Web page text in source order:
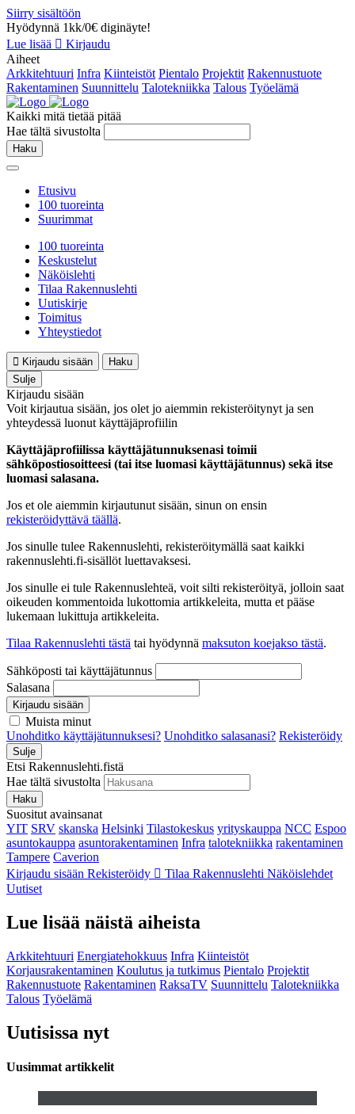
Siirry sisältöön
Hyödynnä 1kk/0€ diginäyte!
Lue lisää
Kirjaudu
Aiheet
Arkkitehtuuri Infra Kiinteistöt Pientalo Projektit Rakennustuote
Rakentaminen Suunnittelu Talotekniikka Talous Työelämä
Kaikki mitä tietää pitää
Hae tältä sivustolta
Haku
Etusivu
100 tuoreinta
Suurimmat
100 tuoreinta
Keskustelut
Näköislehti
Tilaa Rakennuslehti
Uutiskirje
Toimitus
Yhteystiedot
Kirjaudu sisään
Haku
Sulje
Kirjaudu sisään
Voit kirjautua sisään, jos olet jo aiemmin rekisteröitynyt ja sen
yhteydessä luonut käyttäjäprofiilin
Käyttäjäprofiilissa käyttäjätunnuksenasi toimii
sähköpostiosoitteesi (tai itse luomasi käyttäjätunnus) sekä itse
luomasi salasana.
Jos et ole aiemmin kirjautunut sisään, sinun on ensin
rekisteröidyttävä täällä.
Jos sinulle tulee Rakennuslehti, rekisteröitymällä saat kaikki
rakennuslehti.fi-sisällöt luettavaksesi.
Jos sinulle ei tule Rakennuslehteä, voit silti rekisteröityä, jolloin saat
oikeuden kommentoida lukottomia artikkeleita, mutta et pääse
lukemaan lukittuja artikkeleita.
Tilaa Rakennuslehti tästä tai hyödynnä maksuton koejakso tästä.
Sähköposti tai käyttäjätunnus
Salasana
Kirjaudu sisään
Muista minut
Unohditko käyttäjätunnuksesi? Unohditko salasanasi? Rekisteröidy
Sulje
Etsi Rakennuslehti.fistä
Hae tältä sivustolta
Haku
Suositut avainsanat
YIT SRV skanska Helsinki Tilastokeskus yrityskauppa NCC Espoo
asuntokauppa asuntorakentaminen Infra talotekniikka rakentaminen
Tampere Caverion
Kirjaudu sisään Rekisteröidy Tilaa Rakennuslehti Näköislehdet
Uutiset
Lue lisää näistä aiheista
Arkkitehtuuri Energiatehokkuus Infra Kiinteistöt
Korjausrakentaminen Koulutus ja tutkimus Pientalo Projektit
Rakennustuote Rakentaminen RaksaTV Suunnittelu Talotekniikka
Talous Työelämä
Uutisissa nyt
Uusimmat artikkelit